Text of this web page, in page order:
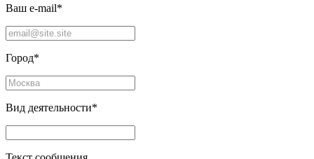
Ваш e-mail*
Город*
Вид деятельности*